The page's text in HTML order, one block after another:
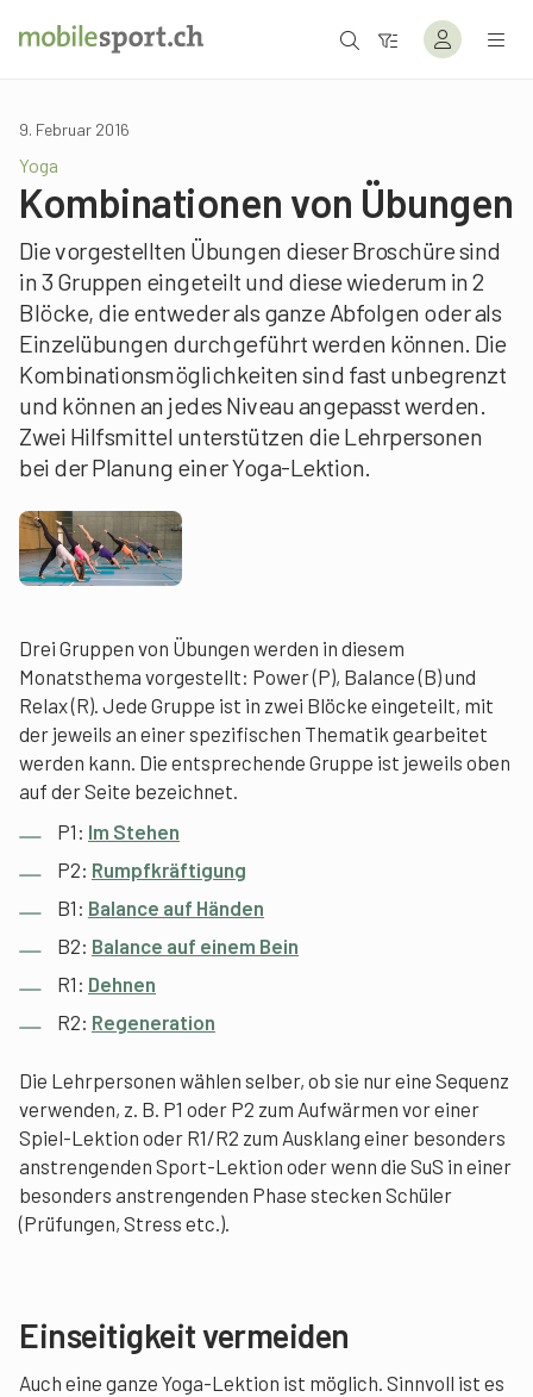
9. Februar 2016
Yoga
Kombinationen von Übungen
Die vorgestellten Übungen dieser Broschüre sind
in 3 Gruppen eingeteilt und diese wiederum in 2
Blöcke, die entweder als ganze Abfolgen oder als
Einzelübungen durchgeführt werden können. Die
Kombinationsmöglichkeiten sind fast unbegrenzt
und können an jedes Niveau angepasst werden.
Zwei Hilfsmittel unterstützen die Lehrpersonen
bei der Planung einer Yoga-Lektion.
Drei Gruppen von Übungen werden in diesem
Monatsthema vorgestellt: Power (P), Balance (B) und
Relax (R). Jede Gruppe ist in zwei Blöcke eingeteilt, mit
der jeweils an einer spezifischen Thematik gearbeitet
werden kann. Die entsprechende Gruppe ist jeweils oben
auf der Seite bezeichnet.
P1: Im Stehen
P2: Rumpfkräftigung
B1: Balance auf Händen
B2: Balance auf einem Bein
R1: Dehnen
R2: Regeneration
Die Lehrpersonen wählen selber, ob sie nur eine Sequenz
verwenden, z. B. P1 oder P2 zum Aufwärmen vor einer
Spiel-Lektion oder R1/R2 zum Ausklang einer besonders
anstrengenden Sport-Lektion oder wenn die SuS in einer
besonders an­strengenden Phase stecken Schüler
(Prüfungen, Stress etc.).
Einseitigkeit vermeiden
Auch eine ganze Yoga-Lektion ist möglich. Sinnvoll ist es